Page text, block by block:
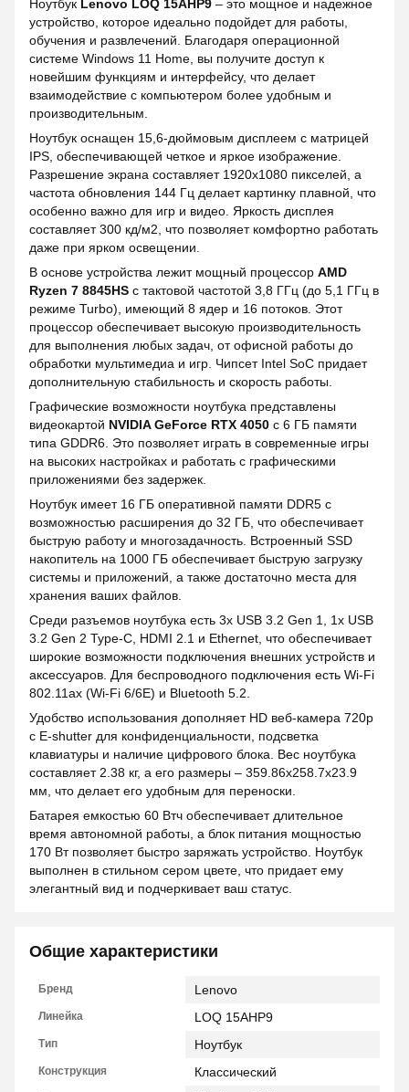
Ноутбук Lenovo LOQ 15AHP9 – это мощное и надежное
устройство, которое идеально подойдет для работы,
обучения и развлечений. Благодаря операционной
системе Windows 11 Home, вы получите доступ к
новейшим функциям и интерфейсу, что делает
взаимодействие с компьютером более удобным и
производительным.
Ноутбук оснащен 15,6-дюймовым дисплеем с матрицей
IPS, обеспечивающей четкое и яркое изображение.
Разрешение экрана составляет 1920x1080 пикселей, а
частота обновления 144 Гц делает картинку плавной, что
особенно важно для игр и видео. Яркость дисплея
составляет 300 кд/м2, что позволяет комфортно работать
даже при ярком освещении.
В основе устройства лежит мощный процессор AMD
Ryzen 7 8845HS с тактовой частотой 3,8 ГГц (до 5,1 ГГц в
режиме Turbo), имеющий 8 ядер и 16 потоков. Этот
процессор обеспечивает высокую производительность
для выполнения любых задач, от офисной работы до
обработки мультимедиа и игр. Чипсет Intel SoC придает
дополнительную стабильность и скорость работы.
Графические возможности ноутбука представлены
видеокартой NVIDIA GeForce RTX 4050 с 6 ГБ памяти
типа GDDR6. Это позволяет играть в современные игры
на высоких настройках и работать с графическими
приложениями без задержек.
Ноутбук имеет 16 ГБ оперативной памяти DDR5 с
возможностью расширения до 32 ГБ, что обеспечивает
быструю работу и многозадачность. Встроенный SSD
накопитель на 1000 ГБ обеспечивает быструю загрузку
системы и приложений, а также достаточно места для
хранения ваших файлов.
Среди разъемов ноутбука есть 3x USB 3.2 Gen 1, 1x USB
3.2 Gen 2 Type-C, HDMI 2.1 и Ethernet, что обеспечивает
широкие возможности подключения внешних устройств и
аксессуаров. Для беспроводного подключения есть Wi-Fi
802.11ax (Wi-Fi 6/6E) и Bluetooth 5.2.
Удобство использования дополняет HD веб-камера 720p
с E-shutter для конфиденциальности, подсветка
клавиатуры и наличие цифрового блока. Вес ноутбука
составляет 2.38 кг, а его размеры – 359.86x258.7x23.9
мм, что делает его удобным для переноски.
Батарея емкостью 60 Втч обеспечивает длительное
время автономной работы, а блок питания мощностью
170 Вт позволяет быстро заряжать устройство. Ноутбук
выполнен в стильном сером цвете, что придает ему
элегантный вид и подчеркивает ваш статус.
Общие характеристики
Бренд Lenovo
Линейка LOQ 15AHP9
Тип Ноутбук
Конструкция Классический